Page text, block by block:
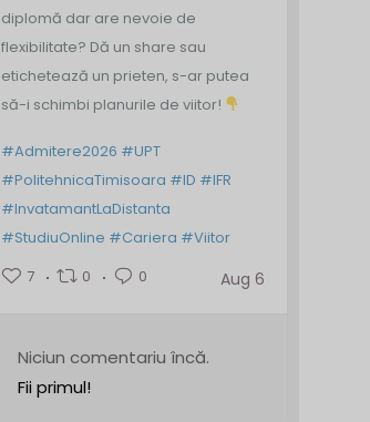
diplomă dar are nevoie de
flexibilitate? Dă un share sau
etichetează un prieten, s-ar putea
să-i schimbi planurile de viitor!
#Admitere2026 #UPT
#PolitehnicaTimisoara #ID #IFR
#InvatamantLaDistanta
#StudiuOnline #Cariera #Viitor
7
0 0 Aug 6
Niciun comentariu încă.
Fii primul!